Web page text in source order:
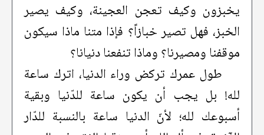
يخبزون وكيف تعجن العجينة، وكيف يصير
الخبز، فهل تصير خبازاً؟ فإذا متنا ماذا سيكون
موقفنا ومصيرنا؟ وماذا تنفعنا دنيانا؟
طول عمرك تركض وراء الدنيا، اترك ساعة
لله! بل يجب أن يكون ساعة للدّنيا وبقية
أسبوعك لله؛ لأنّ الدنيا ساعة بالنسبة للدّار